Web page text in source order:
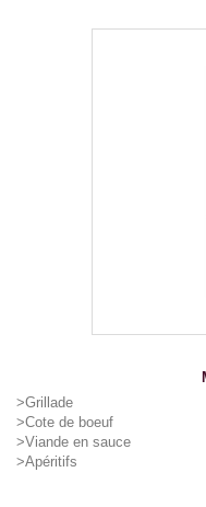
>Grillade
>Cote de boeuf
>Viande en sauce
>Apéritifs